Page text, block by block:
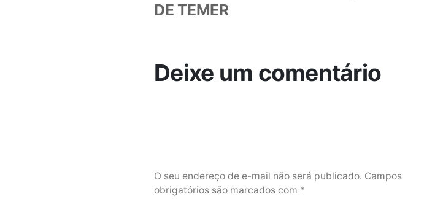
DE TEMER
Deixe um comentário
O seu endereço de e-mail não será publicado. Campos
obrigatórios são marcados com *